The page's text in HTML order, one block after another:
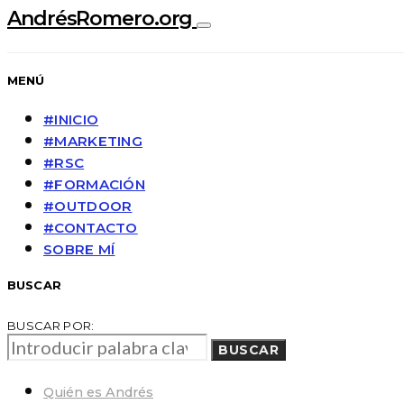
AndrésRomero.org
MENÚ
#INICIO
#MARKETING
#RSC
#FORMACIÓN
#OUTDOOR
#CONTACTO
SOBRE MÍ
BUSCAR
BUSCAR POR:
BUSCAR
Quién es Andrés